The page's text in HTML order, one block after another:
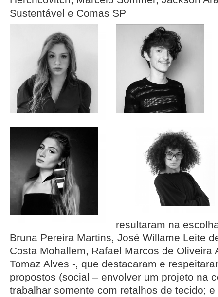
Sustentável e Comas SP
resultaram na
Bruna Pereira Martins, José Willame Leite
Costa Mohallem, Rafael Marcos de Oliveira
Tomaz Alves -, que destacaram e
propostos (social – envolver um projeto na
trabalhar somente com retalhos de tecido;